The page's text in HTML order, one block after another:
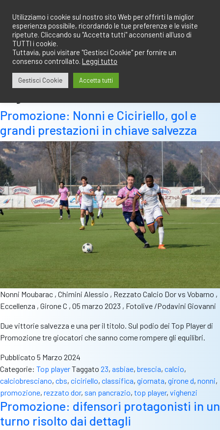
contenuto
Promozione: Nonni e Ciciriello, gol e
grandi prestazioni in chiave salvezza
Nonni Moubarac , Chimini Alessio , Rezzato Calcio Dor vs Vobarno ,
Eccellenza , Girone C , 05 marzo 2023 , Fotolive /Podavini Giovanni
Due vittorie salvezza e una per il titolo. Sul podio dei Top Player di
Promozione tre giocatori che sanno come rompere gli equilibri.
Pubblicato 5 Marzo 2024
Categorie: Top playerTaggato 23, asbiae, brescia, calcio,
calciobresciano, cbs, ciciriello, classifica, giornata, girone d, nonni,
promozione, rezzato dor, san pancrazio, top player, vighenzi
Promozione: difensori protagonisti in un
turno risolto dai dettagli
Utilizziamo i cookie sul nostro sito Web per offrirti la miglior
esperienza possibile, ricordando le tue preferenze e le visite
ripetute. Cliccando su "Accetta tutti" acconsenti all'uso di
TUTTI i cookie.
Tuttavia, puoi visitare "Gestisci Cookie" per fornire un
consenso controllato. Leggi tutto
Gestisci Cookie Accetta tutti